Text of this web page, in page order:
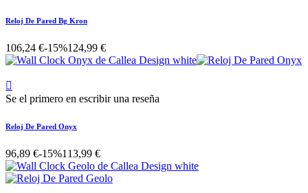
Reloj De Pared Bg Kron
106,24 €-15%124,99 €

Se el primero en escribir una reseña
Reloj De Pared Onyx
96,89 €-15%113,99 €